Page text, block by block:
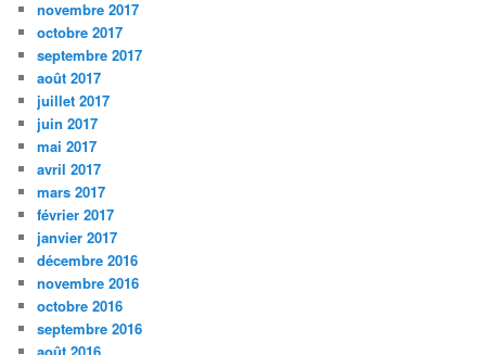
novembre 2017
octobre 2017
septembre 2017
août 2017
juillet 2017
juin 2017
mai 2017
avril 2017
mars 2017
février 2017
janvier 2017
décembre 2016
novembre 2016
octobre 2016
septembre 2016
août 2016